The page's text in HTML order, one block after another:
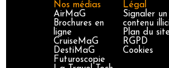
Nos médias
AirMaG
Brochures en
ligne
CruiseMaG
DestiMaG
Futuroscopie
Légal
Signaler un
contenu
Plan du
RGPD
Cookies